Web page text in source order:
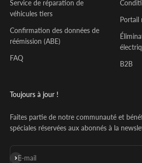
Service de réparation de
véhicules tiers
Confirmation des données de
réémission (ABE)
FAQ
Portail
B2B
Toujours à jour !
Faites partie de notre communauté et
spéciales réservées aux abonnés à la
E-mail
S'inscrire